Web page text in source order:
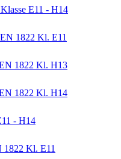
E11 - H14
1822 Kl. E11
1822 Kl. H13
1822 Kl. H14
- H14
Kl. E11